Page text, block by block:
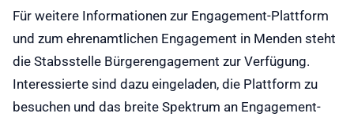
Für weitere Informationen zur Engagement-Plattform
und zum ehrenamtlichen Engagement in Menden steht
die Stabsstelle Bürgerengagement zur Verfügung.
Interessierte sind dazu eingeladen, die Plattform zu
besuchen und das breite Spektrum an Engagement-